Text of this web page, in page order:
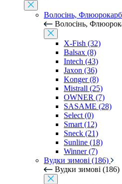
Волосінь,
Волосінь,
X-Fish (32)
Balsax (8)
Intech (43)
Jaxon (36)
Konger (8)
Mistrall (25)
OWNER (7)
SASAME (28)
Select (0)
Smart (12)
Sneck (21)
Sunline (18)
Winner (7)
Вудки зимові (186)
Вудки зимові (186)